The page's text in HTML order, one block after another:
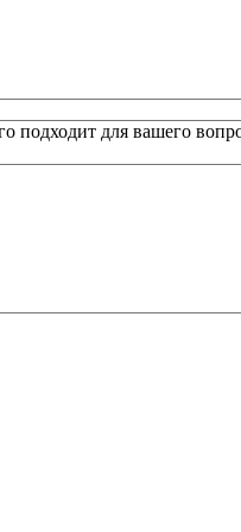
подходит для вашего